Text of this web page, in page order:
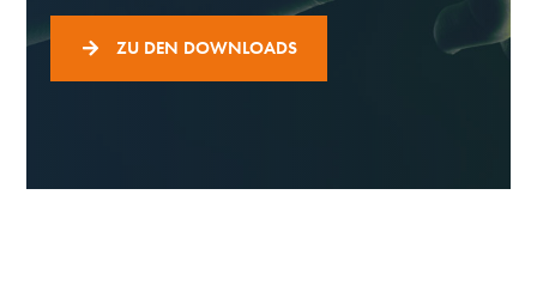
ZU DEN DOWNLOADS